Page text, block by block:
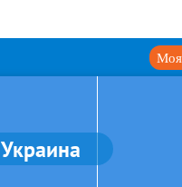
Моя
Украина